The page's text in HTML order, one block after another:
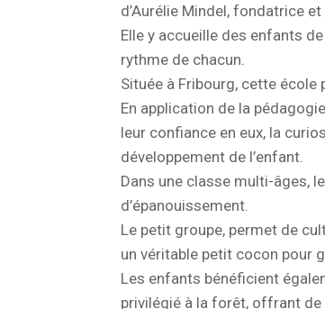
d’Aurélie Mindel, fondatrice
Elle y accueille des enfants
rythme de chacun.
Située à Fribourg, cette
En application de la
leur confiance en eux, la
développement de l’enfant.
Dans une classe multi-âges,
d’épanouissement.
Le petit groupe, permet de
un véritable petit cocon pour
Les enfants bénéficient
privilégié à la forêt, offrant